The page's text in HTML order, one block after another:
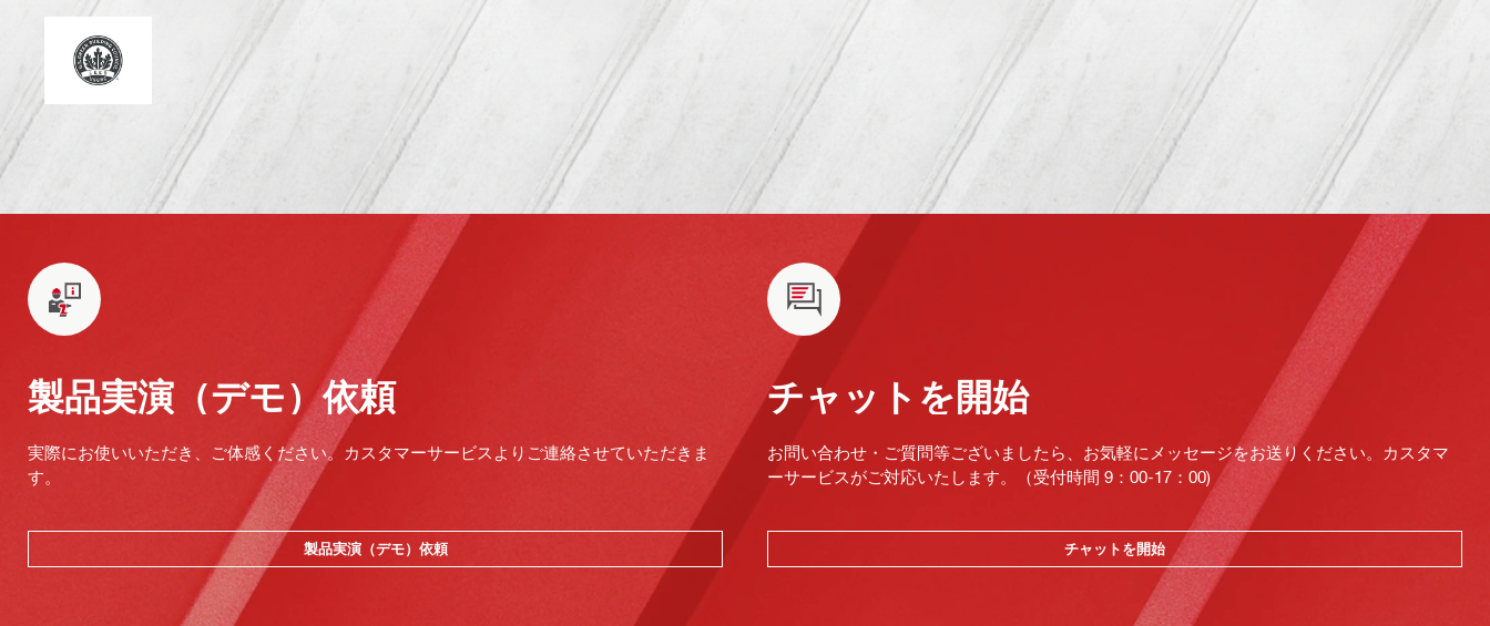
エネルギー・環境設計でのリーダーシップ
製品実演（デモ）依頼
実際にお使いいただき、ご体感ください。カスタマーサービスよりご連絡させていただきま
す。
製品実演（デモ）依頼
チャットを開始
お問い合わせ・ご質問等ございましたら、お気軽にメッセージをお送りください。カスタマ
ーサービスがご対応いたします。（受付時間 9：00-17：00)
チャットを開始